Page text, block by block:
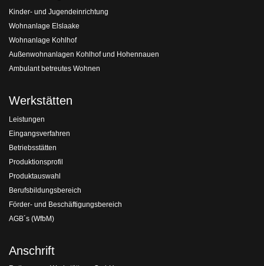
Kinder- und Jugendeinrichtung
Wohnanlage Elslaake
Wohnanlage Kohlhof
Außenwohnanlagen Kohlhof und Hohennauen
Ambulant betreutes Wohnen
Werkstätten
Leistungen
Eingangsverfahren
Betriebsstätten
Produktionsprofil
Produktauswahl
Berufsbildungsbereich
Förder- und Beschäftigungsbereich
AGB´s (WfbM)
Anschrift